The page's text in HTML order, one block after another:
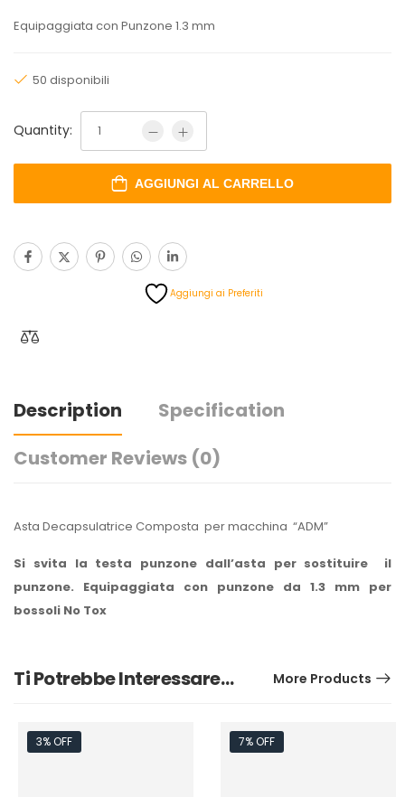
Equipaggiata con Punzone 1.3 mm
50 disponibili
Quantity:
AGGIUNGI AL CARRELLO
Aggiungi ai Preferiti
Description
Specification
Customer Reviews (0)
Asta Decapsulatrice Composta per macchina “ADM”
Si svita la testa punzone dall’asta per sostituire il
punzone. Equipaggiata con punzone da 1.3 mm per
bossoli No Tox
Ti Potrebbe Interessare… More Products
3% OFF 7% OFF